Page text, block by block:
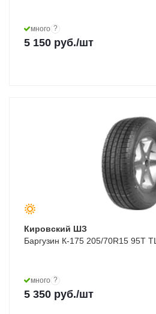
много ?
5 150 руб./шт
Кировский ШЗ
Баргузин К-175 205/70R15 95T TL
много ?
5 350 руб./шт